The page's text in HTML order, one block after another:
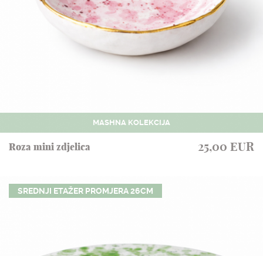
MASHNA KOLEKCIJA
Roza mini zdjelica 25,00 EUR
SREDNJI ETAŽER PROMJERA 26CM